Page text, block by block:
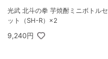
光武 北斗の拳 芋焼酎ミニボトルセ
ット（SH-R）×2
9,240円